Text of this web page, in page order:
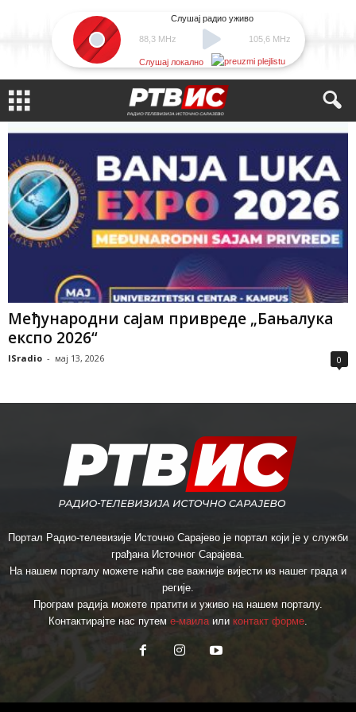
88,3 MHz
Слушај радио уживо
105,6 MHz
Слушај локално
Међународни сајам привреде „Бањалука
експо 2026“
ISradio - мај 13, 2026 0
Портал Радио-телевизије Источно Сарајево је портал који је у служби
грађана Источног Сарајева.
На нашем порталу можете наћи све важније вијести из нашег града и
регије.
Програм радија можете пратити и уживо на нашем порталу.
Контактирајте нас путем е-маилаили контакт форме.